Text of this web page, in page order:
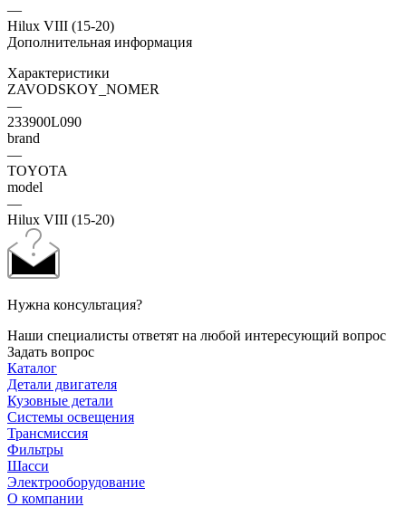
—
Hilux VIII (15-20)
Дополнительная информация
Характеристики
ZAVODSKOY_NOMER
—
233900L090
brand
—
TOYOTA
model
—
Hilux VIII (15-20)
Нужна консультация?
Наши специалисты ответят на любой интересующий вопрос
Задать вопрос
Каталог
Детали двигателя
Кузовные детали
Системы освещения
Трансмиссия
Фильтры
Шасси
Электрооборудование
О компании